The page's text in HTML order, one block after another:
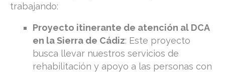
trabajando:
Proyecto itinerante de atención al DCA
en la Sierra de Cádiz: Este proyecto
busca llevar nuestros servicios de
rehabilitación y apoyo a las personas con